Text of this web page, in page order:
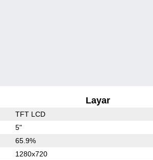
Layar
TFT LCD
5"
65.9%
1280x720